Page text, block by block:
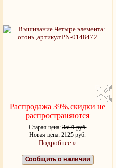
Распродажа 39%,скидки не
распространяются
Старая цена:3501 руб.
Новая цена: 2125 руб.
Подробнее »
Сообщить о наличии